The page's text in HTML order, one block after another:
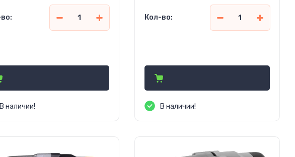
В наличии!
Кол-во:
В наличии!